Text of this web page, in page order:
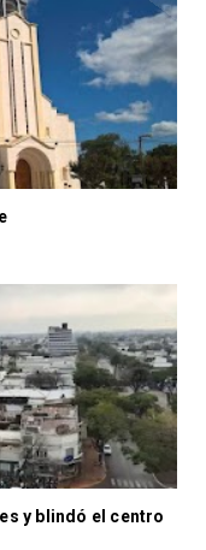
y blindó el centro